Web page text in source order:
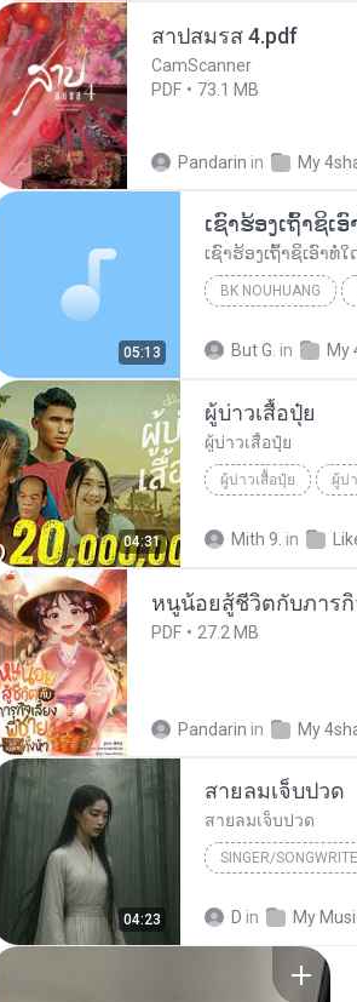
สาปสมรส 4.pdf
CamScanner
PDF
73.1 MB
Pandarin in My
05:13
BK NOUHUANG
But G. in My
04:31
ผู้บ่าวเสื้อปุ๋ย
ผู้บ่าวเสื้อปุ๋ย
ผู้บ่าวเสื้อปุ๋ย ผู้บ่
Mith 9. in
หนูน้อยสู้ชีวิตกับภารกิ
PDF 27.2 MB
Pandarin in My
04:23
สายลมเจ็บปวด
สายลมเจ็บปวด
SINGER/
D in My